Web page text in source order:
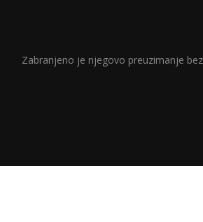
Zabranjeno je njegovo preuzimanje